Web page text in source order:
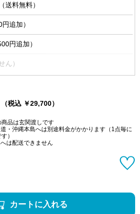
送料無料）
追加）
円追加）
ん）
税込 ￥29,700）
品は玄関渡しです
・沖縄本島へは別途料金がかかります（1点毎に
）
は配送できません
カートに入れる